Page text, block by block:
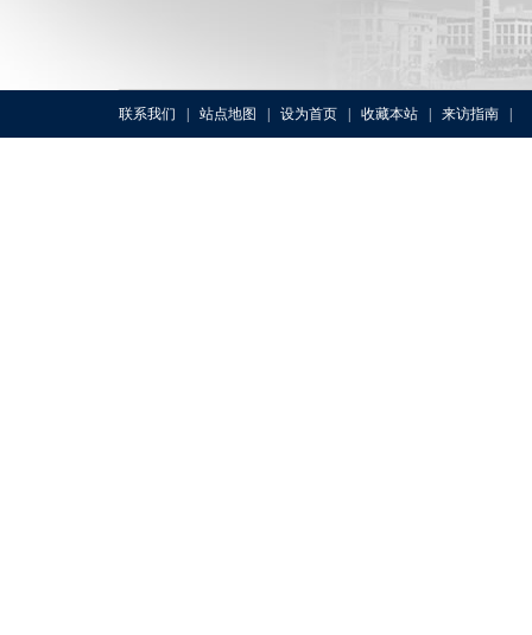
联系我们 站点地图 设为首页 收藏本站 来访指南